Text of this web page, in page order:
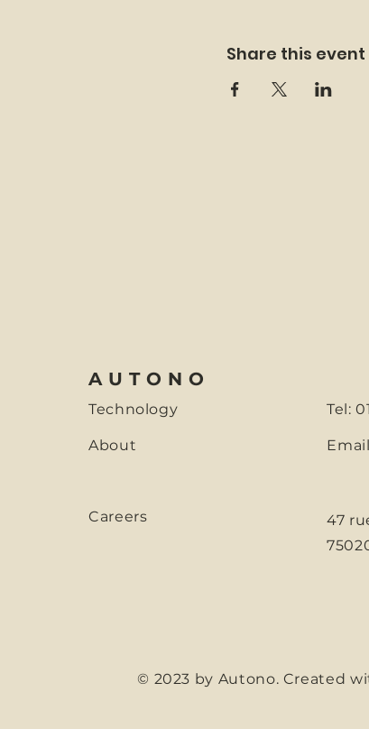
Share this event
AUTONO
Technology
About
Careers
Tel:
47
© 2023 by Autono. Created